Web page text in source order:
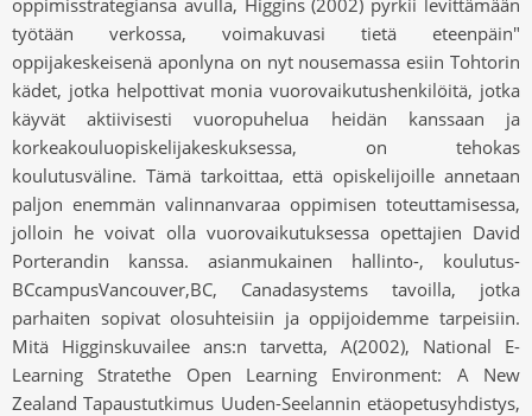
oppimisstrategiansa avulla, Higgins (2002) pyrkii levittämään
työtään verkossa, voimakuvasi tietä eteenpäin"
oppijakeskeisenä aponlyna on nyt nousemassa esiin Tohtorin
kädet, jotka helpottivat monia vuorovaikutushenkilöitä, jotka
käyvät aktiivisesti vuoropuhelua heidän kanssaan ja
korkeakouluopiskelijakeskuksessa, on tehokas
koulutusväline. Tämä tarkoittaa, että opiskelijoille annetaan
paljon enemmän valinnanvaraa oppimisen toteuttamisessa,
jolloin he voivat olla vuorovaikutuksessa opettajien David
Porterandin kanssa. asianmukainen hallinto-, koulutus-
BCcampusVancouver,BC, Canadasystems tavoilla, jotka
parhaiten sopivat olosuhteisiin ja oppijoidemme tarpeisiin.
Mitä Higginskuvailee ans:n tarvetta, A(2002), National E-
Learning Stratethe Open Learning Environment: A New
Zealand Tapaustutkimus Uuden-Seelannin etäopetusyhdistys,